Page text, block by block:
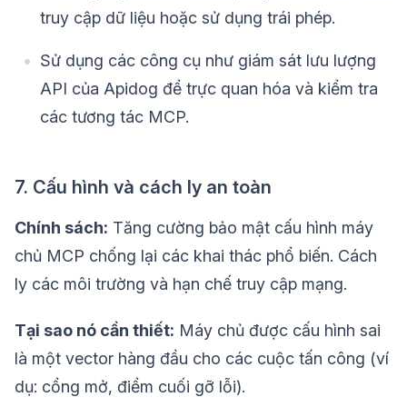
truy cập dữ liệu hoặc sử dụng trái phép.
Sử dụng các công cụ như giám sát lưu lượng
API của Apidog để trực quan hóa và kiểm tra
các tương tác MCP.
7. Cấu hình và cách ly an toàn
Chính sách: Tăng cường bảo mật cấu hình máy
chủ MCP chống lại các khai thác phổ biến. Cách
ly các môi trường và hạn chế truy cập mạng.
Tại sao nó cần thiết: Máy chủ được cấu hình sai
là một vector hàng đầu cho các cuộc tấn công (ví
dụ: cổng mở, điểm cuối gỡ lỗi).